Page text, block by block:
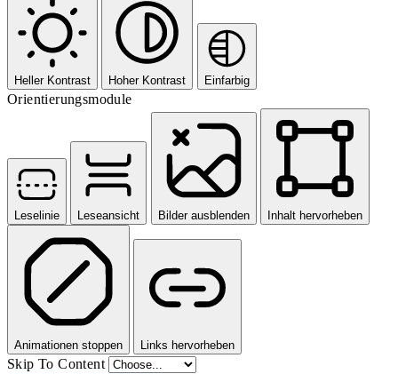
Heller Kontrast Hoher Kontrast Einfarbig
Orientierungsmodule
Leselinie Leseansicht Bilder ausblenden Inhalt hervorheben
Animationen stoppen Links hervorheben
Skip To Content